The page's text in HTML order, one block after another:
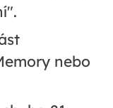
nebo